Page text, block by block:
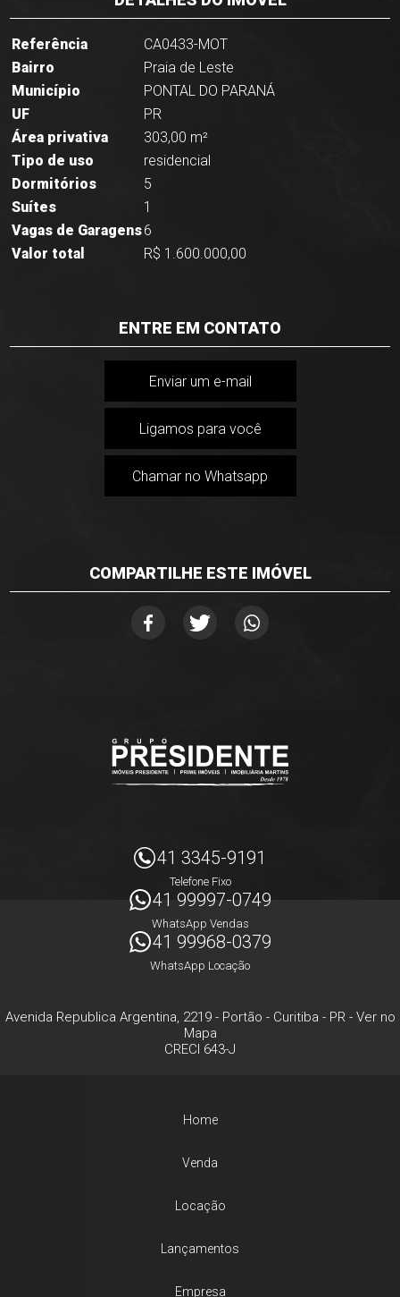
Referência
CA0433-MOT
Bairro
Praia de Leste
Município
PONTAL DO PARANÁ
UF
PR
Área privativa
303,00 m²
Tipo de uso
residencial
Dormitórios
5
Suítes
1
Vagas de Garagens6
Valor total
R$ 1.600.000,00
ENTRE EM CONTATO
Enviar um e-mail
Ligamos para você
Chamar no Whatsapp
COMPARTILHE ESTE IMÓVEL
41 3345-9191
Telefone Fixo
41 99997-0749
WhatsApp Vendas
41 99968-0379
WhatsApp Locação
Avenida Republica Argentina, 2219- Portão - Curitiba - PR- Ver no
Mapa
CRECI 643-J
Home
Venda
Locação
Lançamentos
Empresa